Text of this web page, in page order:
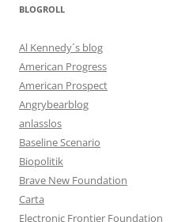
BLOGROLL
Al Kennedy´s blog
American Progress
American Prospect
Angrybearblog
anlasslos
Baseline Scenario
Biopolitik
Brave New Foundation
Carta
Electronic Frontier Foundation